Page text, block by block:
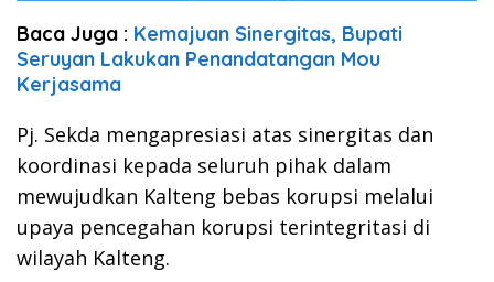
Baca Juga : Kemajuan Sinergitas, Bupati
Seruyan Lakukan Penandatangan Mou
Kerjasama
Pj. Sekda mengapresiasi atas sinergitas dan
koordinasi kepada seluruh pihak dalam
mewujudkan Kalteng bebas korupsi melalui
upaya pencegahan korupsi terintegritasi di
wilayah Kalteng.